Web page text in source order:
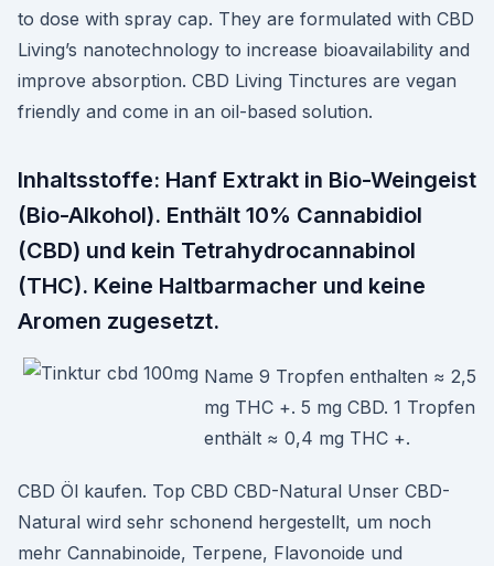
to dose with spray cap. They are formulated with CBD
Living’s nanotechnology to increase bioavailability and
improve absorption. CBD Living Tinctures are vegan
friendly and come in an oil-based solution.
Inhaltsstoffe: Hanf Extrakt in Bio-Weingeist
(Bio-Alkohol). Enthält 10% Cannabidiol
(CBD) und kein Tetrahydrocannabinol
(THC). Keine Haltbarmacher und keine
Aromen zugesetzt.
Name 9 Tropfen enthalten ≈ 2,5
mg THC +. 5 mg CBD. 1 Tropfen
enthält ≈ 0,4 mg THC +.
CBD Öl kaufen. Top CBD CBD-Natural Unser CBD-
Natural wird sehr schonend hergestellt, um noch
mehr Cannabinoide, Terpene, Flavonoide und